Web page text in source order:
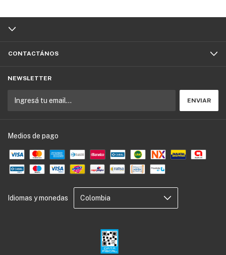
CONTACTÁNOS
NEWSLETTER
Medios de pago
Idiomas y monedas